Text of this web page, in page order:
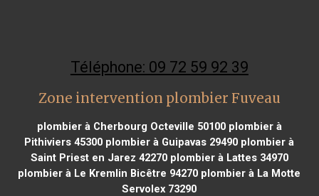
Téléphone: 09 72 59 92 39
Zone intervention plombier Fuveau
plombier à Cherbourg Octeville 50100plombier à
Pithiviers 45300 plombier à Guipavas 29490 plombier à
Saint Priest en Jarez 42270plombier à Lattes 34970
plombier à Le Kremlin Bicêtre 94270 plombier à La Motte
Servolex 73290